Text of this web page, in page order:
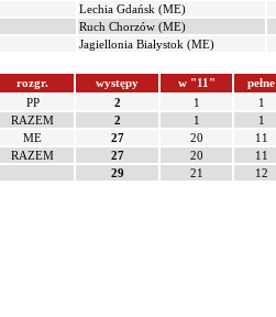
Lechia Gdańsk (ME)
Ruch Chorzów (ME)
Jagiellonia Białystok (ME)
rozgr. występy w "11"
pełne
PP 2 1
1
RAZEM 2 1
1
ME 27 20
11
RAZEM 27 20
11
29 21 12